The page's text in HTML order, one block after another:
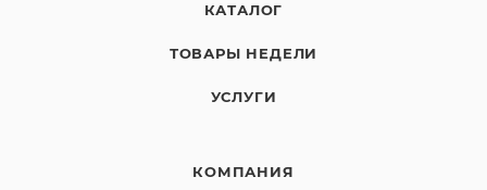
КАТАЛОГ
ТОВАРЫ НЕДЕЛИ
УСЛУГИ
КОМПАНИЯ